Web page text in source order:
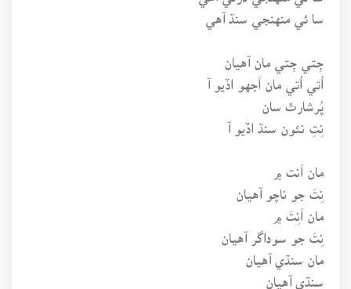
سا ئي منهنجي سنڌ آهي
جِتي جِتي مان آهيان
اُتي اُتي مان اَجهو اڏيو آ
پُرشارٿ سان
نِتِ نئون سنڌ اڏيو آ
مان اَنت ۾
نِتَ جو ناچو آهيان
مان اَنِتَ ۾
نِتَ جو سوداگر آهيان
مان سنڌي آهيان
سنڌي آهيان